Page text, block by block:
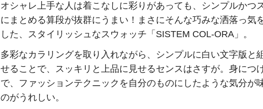
オシャレ上手な人は着こなしに彩りがあっても、シンプルかつ
にまとめる算段が抜群にうまい！まさにそんな巧みな洒落っ気
した、スタイリッシュなスウォッチ「SISTEM COL-ORA」。
多彩なカラリングを取り入れながら、シンプルに白い文字版と
せることで、スッキリと上品に見せるセンスはさすが。身につ
で、ファッションテクニックを自分のものにしたような気分が
のがうれしい。